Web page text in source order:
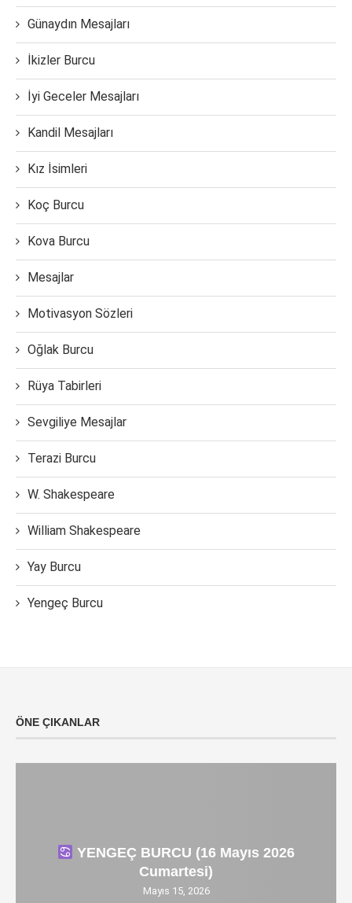
Günaydın Mesajları
İkizler Burcu
İyi Geceler Mesajları
Kandil Mesajları
Kız İsimleri
Koç Burcu
Kova Burcu
Mesajlar
Motivasyon Sözleri
Oğlak Burcu
Rüya Tabirleri
Sevgiliye Mesajlar
Terazi Burcu
W. Shakespeare
William Shakespeare
Yay Burcu
Yengeç Burcu
ÖNE ÇIKANLAR
YENGEÇ BURCU (16 Mayıs 2026
Cumartesi)
Mayıs 15, 2026